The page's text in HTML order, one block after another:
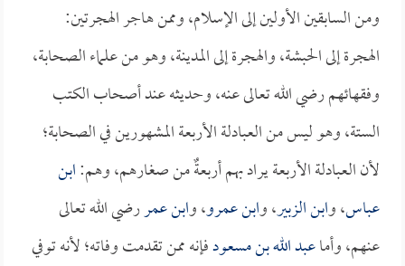
ومن السابقين الأولين إلى الإسلام، وممن هاجر الهجرتين:
الهجرة إلى الحبشة، والهجرة إلى المدينة، وهو من علماء الصحابة،
وفقهائهم رضي الله تعالى عنه، وحديثه عند أصحاب الكتب
الستة، وهو ليس من العبادلة الأربعة المشهورين في الصحابة؛
لأن العبادلة الأربعة يراد بهم أربعةٌ من صغارهم، وهم:ابن
عباس، وابن الزبير، وابن عمرو، وابن عمررضي الله تعالى
عنهم، وأماعبد الله بن مسعودفإنه ممن تقدمت وفاته؛ لأنه توفي